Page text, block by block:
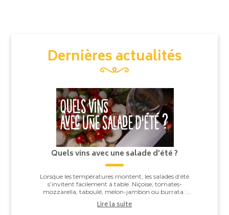
Dernières actualités
Quels vins avec une salade d’été ?
Lorsque les températures montent, les salades d’été
s’invitent facilement à table. Niçoise, tomates-
mozzarella, taboulé, melon-jambon ou burrata :
Lire la suite